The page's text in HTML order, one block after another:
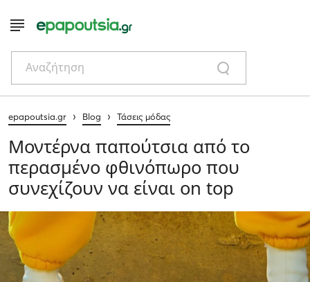
Αναζήτηση
epapoutsia.gr › Blog › Τάσεις μόδας
Μοντέρνα παπούτσια από το
περασμένο φθινόπωρο που
συνεχίζουν να είναι on top